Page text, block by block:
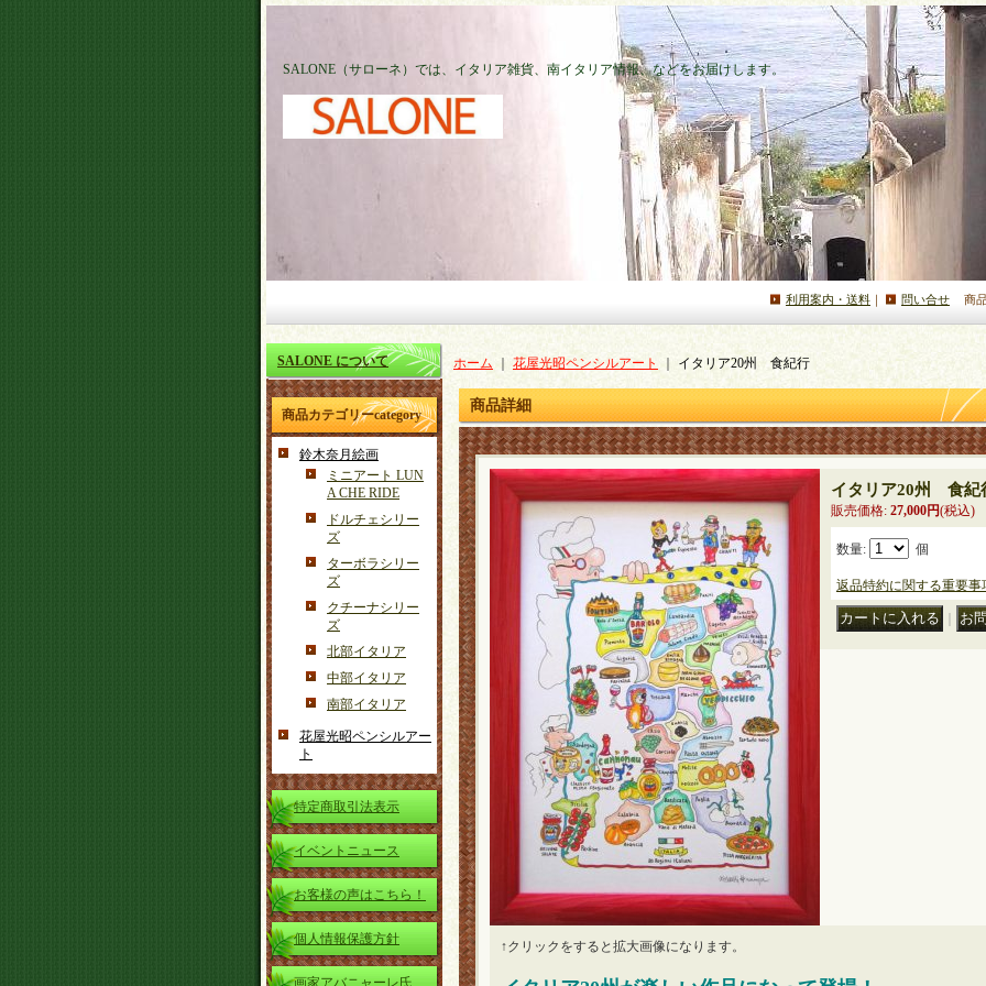
SALONE（サローネ）では、イタリア雑貨、南イタリア情報、などをお届けします。
利用案内・送料 ｜ 問い合せ 商
SALONE について
商品カテゴリーcategory
鈴木奈月絵画
ミニアート LUN
A CHE RIDE
ドルチェシリー
ズ
ターボラシリー
ズ
クチーナシリー
ズ
北部イタリア
中部イタリア
南部イタリア
花屋光昭ペンシルアー
ト
特定商取引法表示
イベントニュース
お客様の声はこちら！
個人情報保護方針
画家アバニャーレ氏
ホーム 花屋光昭ペンシルアート イタリア20州 食紀行
商品詳細
イタリア20州 食紀
販売価格: 27,000円(税込)
数量: 個
返品特約に関する重要事
↑クリックをすると拡大画像になります。